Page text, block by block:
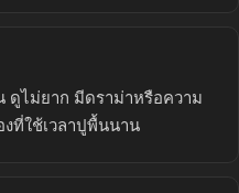
ไม่ยาก มีดราม่าหรือความ
ที่ใช้เวลาปูพื้นนาน